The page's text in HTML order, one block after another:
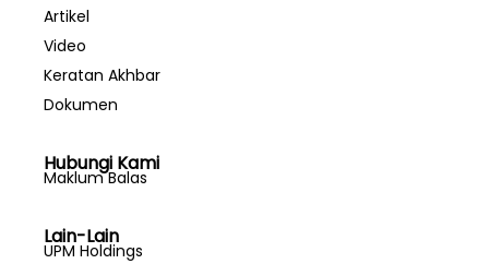
Artikel
Video
Keratan Akhbar
Dokumen
Hubungi Kami
Maklum Balas
Lain-Lain
UPM Holdings